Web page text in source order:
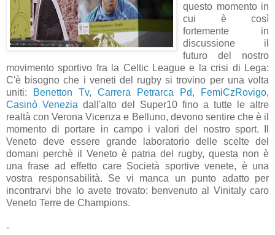
questo momento in
cui è così
fortemente in
discussione il
futuro del nostro
movimento sportivo fra la Celtic League e la crisi di Lega:
C'è bisogno che i veneti del rugby si trovino per una volta
uniti:
Benetton Tv, Carrera Petrarca Pd, FemiCzRovigo,
Casinò Venezia dall'alto del Super10 fino a tutte le altre
realtà con Verona Vicenza e Belluno, devono sentire che è il
momento di portare in campo i valori del nostro sport. Il
Veneto deve essere grande laboratorio delle scelte del
domani perchè il Veneto è patria del rugby, questa non è
una frase ad effetto care Società sportive venete, è una
vostra responsabilità. Se vi manca un punto adatto per
incontrarvi bhe lo avete trovato: benvenuto al Vinitaly caro
Veneto Terre de Champions.
-